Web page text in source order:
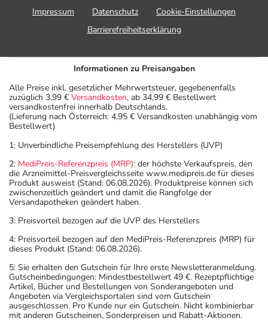
Impressum
Datenschutz
Cookie-Einstellungen
Barrierefreiheitserklärung
Informationen zu Preisangaben
Alle Preise inkl. gesetzlicher Mehrwertsteuer, gegebenenfalls
zuzüglich 3,99 € Versandkosten, ab 34,99 € Bestellwert
versandkostenfrei innerhalb Deutschlands.
(Lieferung nach Österreich: 4,95 € Versandkosten unabhängig vom
Bestellwert)
1: Unverbindliche Preisempfehlung des Herstellers (UVP)
2: MediPreis-Referenzpreis (MRP): der höchste Verkaufspreis, den
die Arzneimittel-Preisvergleichsseite www.medipreis.de für dieses
Produkt ausweist (Stand: 06.08.2026). Produktpreise können sich
zwischenzeitlich geändert und damit die Rangfolge der
Versandapotheken geändert haben.
3: Preisvorteil bezogen auf die UVP des Herstellers
4: Preisvorteil bezogen auf den MediPreis-Referenzpreis (MRP) für
dieses Produkt (Stand: 06.08.2026).
5: Sie erhalten den Gutschein für Ihre erste Newsletteranmeldung.
Gutscheinbedingungen: Mindestbestellwert 49 €. Rezeptpflichtige
Artikel, Bücher und Bestellungen von Sonderangeboten und
Angeboten via Vergleichsportalen sind vom Gutschein
ausgeschlossen. Pro Kunde nur ein Gutschein. Nicht kombinierbar
mit anderen Gutscheinen, Sonderpreisen und Rabatt-Aktionen.